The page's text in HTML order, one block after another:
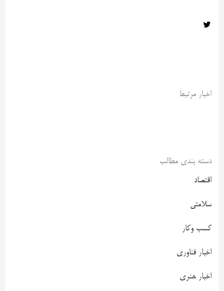
اخبار مرتبط
دسته بندی مطالب
اقتصاد
سلامتی
کسب وکار
اخبار فناوری
اخبار هنری